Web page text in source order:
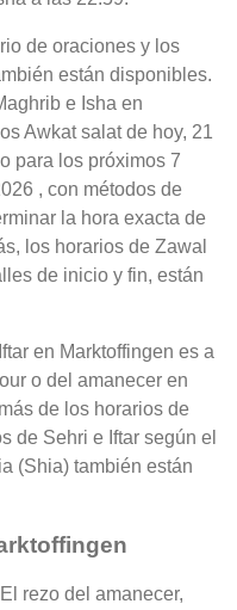
de oraciones y los
están disponibles.
e Isha en
Awkat salat de hoy, 21
para los próximos 7
, con métodos de
la hora exacta de
los horarios de Zawal
de inicio y fin, están
en Marktoffingen es a
o del amanecer en
de los horarios de
de Sehri e Iftar según el
(Shia) también están
rezo del amanecer,